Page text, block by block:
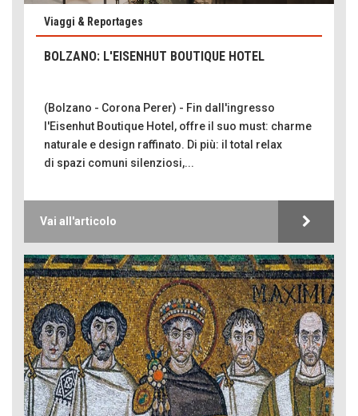
Viaggi & Reportages
BOLZANO: L'EISENHUT BOUTIQUE HOTEL
(Bolzano - Corona Perer) - Fin dall'ingresso
l'Eisenhut Boutique Hotel, offre il suo must: charme
naturale e design raffinato. Di più: il total relax
di spazi comuni silenziosi,...
Vai all'articolo